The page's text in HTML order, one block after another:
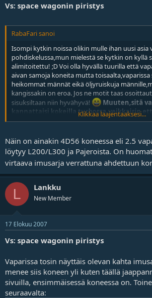
Vs: space wagonin piristys
RabaFari sanoi
Isompi kytkin noissa olikin mulle ihan uusi
pohdiskelussa,mun mielestä se kytkin on kyllä
alimitoitettu! ;D Voi olla hyvällä tuurilla että
aivan samoja koneita mutta
heikommat männät eikä öljyruiskuja
kangissakin on eroa. Jos ne motit taas
sisuksiltaan niin hyvähyvä!
Muuten,sitä
kannattaisi kokeilla turbossa,veikkaisin
td:n imusarja! eukku
Klikkaa laajentaaksesi...
Näin on ainakin 4D56 koneessa eli 2.5
löytyy L200/L300 ja Pajeroista. On
virtaava imusarja verrattuna ahdettuun
L Lankku
New Member
17 Elokuu 2007
Vs: space wagonin piristys
Vaparissa tosin näyttäis olevan kahta
menee siis koneen yli kuten täällä
sivuilla, ensimmäisessä koneessa on.
seuraavalta: